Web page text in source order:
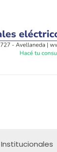
Institucionales